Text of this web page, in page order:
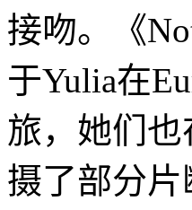
接吻。《
于Yulia在
旅，她们
摄了部分片